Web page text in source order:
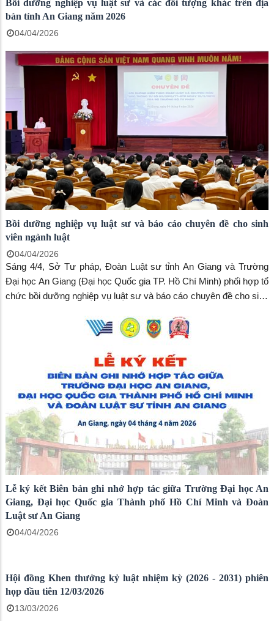
Bồi dưỡng nghiệp vụ luật sư và các đối tượng khác trên địa
bàn tỉnh An Giang năm 2026
04/04/2026
Bồi dưỡng nghiệp vụ luật sư và báo cáo chuyên đề cho sinh
viên ngành luật
04/04/2026
Sáng 4/4, Sở Tư pháp, Đoàn Luật sư tỉnh An Giang và Trường
Đại học An Giang (Đại học Quốc gia TP. Hồ Chí Minh) phối hợp tổ
chức bồi dưỡng nghiệp vụ luật sư và báo cáo chuyên đề cho sinh
Lễ ký kết Biên bản ghi nhớ hợp tác giữa Trường Đại học An
Giang, Đại học Quốc gia Thành phố Hồ Chí Minh và Đoàn
Luật sư An Giang
04/04/2026
Hội đồng Khen thưởng kỷ luật nhiệm kỳ (2026 - 2031) phiên
họp đầu tiên 12/03/2026
13/03/2026